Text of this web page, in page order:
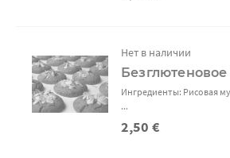
2,50 €
Нет в наличии
Ингредиенты: Рисовая
...